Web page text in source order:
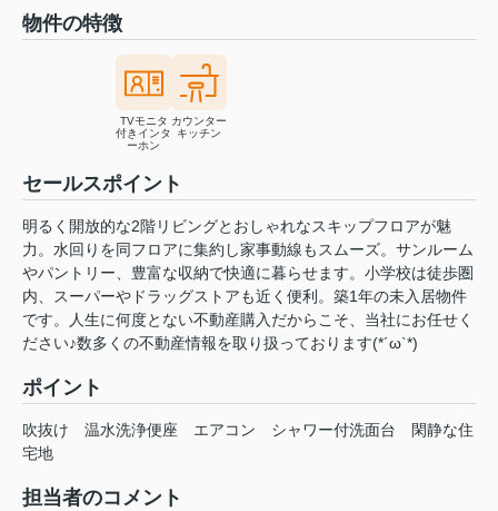
物件の特徴
TVモニタ
付きインタ
ーホン
カウンター
キッチン
セールスポイント
明るく開放的な2階リビングとおしゃれなスキップフロアが魅
力。水回りを同フロアに集約し家事動線もスムーズ。サンルーム
やパントリー、豊富な収納で快適に暮らせます。小学校は徒歩圏
内、スーパーやドラッグストアも近く便利。築1年の未入居物件
です。人生に何度とない不動産購入だからこそ、当社にお任せく
ださい♪数多くの不動産情報を取り扱っております(*´ω`*)
ポイント
吹抜け 温水洗浄便座 エアコン シャワー付洗面台
閑静な住
宅地
担当者のコメント